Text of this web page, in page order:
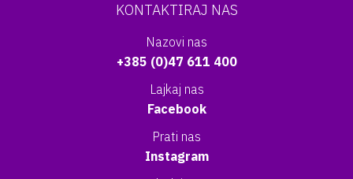
KONTAKTIRAJ NAS
Nazovi nas
+385 (0)47 611 400
Lajkaj nas
Facebook
Prati nas
Instagram